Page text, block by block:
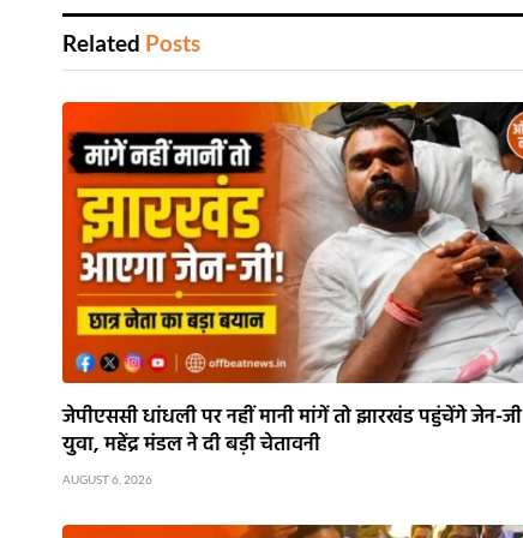
Related Posts
जेपीएससी धांधली पर नहीं मानी मांगें तो झारखंड पहुंचेंगे जेन-जी
युवा, महेंद्र मंडल ने दी बड़ी चेतावनी
AUGUST 6, 2026